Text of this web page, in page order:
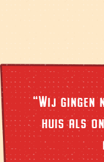
“Wij gingen
huis als